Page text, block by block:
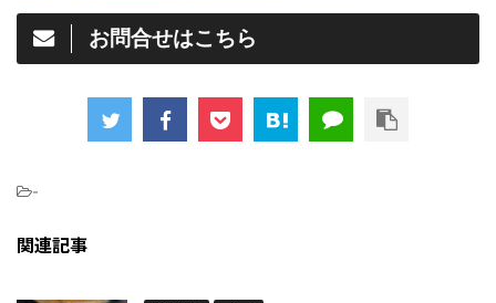
お問合せはこちら
-
関連記事